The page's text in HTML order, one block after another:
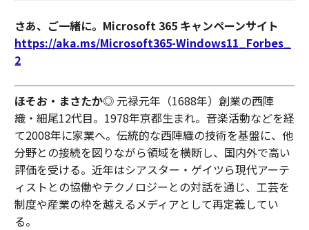
さあ、ご一緒に。Microsoft 365 キャンペーンサイト
https://aka.ms/Microsoft365-Windows11_Forbes_
2
ほそお・まさたか◎ 元禄元年（1688年）創業の西陣
織・細尾12代目。1978年京都生まれ。音楽活動などを経
て2008年に家業へ。伝統的な西陣織の技術を基盤に、他
分野との接続を図りながら領域を横断し、国内外で高い
評価を受ける。近年はシアスター・ゲイツら現代アーテ
ィストとの協働やテクノロジーとの対話を通じ、工芸を
制度や産業の枠を越えるメディアとして再定義してい
る。